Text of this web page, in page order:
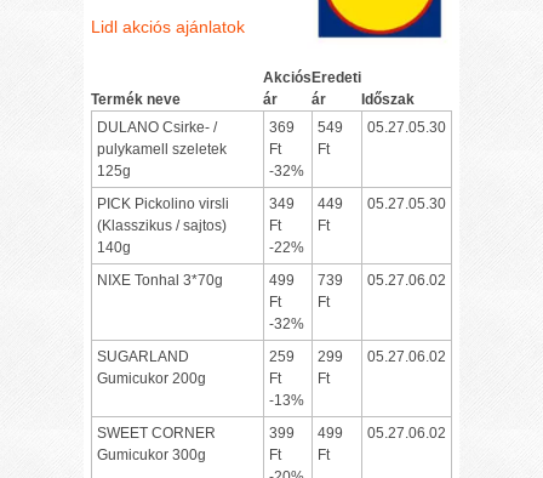
Lidl akciós ajánlatok
Termék neve
Akciós
ár
Eredeti
ár
Időszak
DULANO Csirke- /
pulykamell szeletek
125g
369
Ft
-32%
549
Ft
05.27.05.30
PICK Pickolino virsli
(Klasszikus / sajtos)
140g
349
Ft
-22%
449
Ft
05.27.05.30
NIXE Tonhal 3*70g
499
Ft
-32%
739
Ft
05.27.06.02
SUGARLAND
Gumicukor 200g
259
Ft
-13%
299
Ft
05.27.06.02
SWEET CORNER
Gumicukor 300g
399
Ft
499
Ft
05.27.06.02